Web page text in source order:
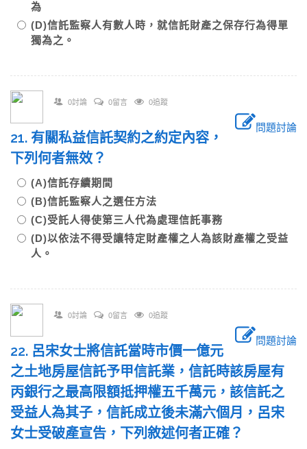
為
(D)信託監察人有數人時，就信託財產之保存行為得單
獨為之。
0討論 0留言 0追蹤
問題討論
21. 有關私益信託契約之約定內容，
下列何者無效？
(A)信託存續期間
(B)信託監察人之選任方法
(C)受託人得使第三人代為處理信託事務
(D)以依法不得受讓特定財產權之人為該財產權之受益
人。
0討論 0留言 0追蹤
問題討論
22. 呂宋女士將信託當時市價一億元
之土地房屋信託予甲信託業，信託時該房屋有
丙銀行之最高限額抵押權五千萬元，該信託之
受益人為其子，信託成立後未滿六個月，呂宋
女士受破產宣告，下列敘述何者正確？